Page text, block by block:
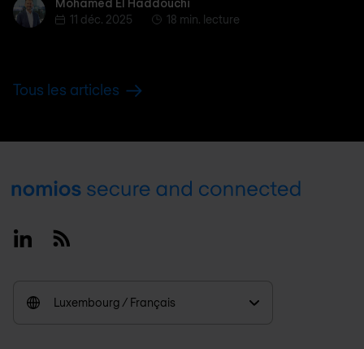
Mohamed El Haddouchi
11 déc. 2025
18 min. lecture
Tous les articles
Footer
LinkedinRSS
Luxembourg / Français